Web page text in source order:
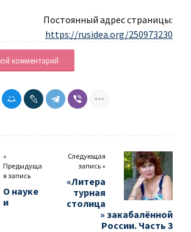
Постоянный адрес страницы:
https://rusidea.org/250973230
комментарий
«
Предыдуща
я запись
О науке
и
Следующая
запись »
«Литера
турная
столица
» закабалённой
России. Часть 3